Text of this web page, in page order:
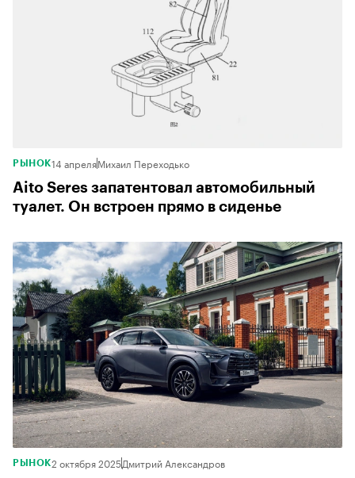
РЫНОК14 апреляМихаил Переходько
Aito Seres запатентовал автомобильный
туалет. Он встроен прямо в сиденье
РЫНОК2 октября 2025Дмитрий Александров